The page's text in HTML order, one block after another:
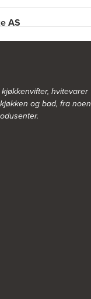
AS
as
32
A/S
hvitevarer
og bad, fra noen